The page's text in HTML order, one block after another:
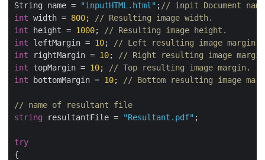
String name = "inputHTML.html" ; // inpit Document
int width = 800;
// Resulting image width.
int height = 1000;
// Resulting image height.
int leftMargin = 10;
// Left resulting image margin.
int rightMargin = 10;
// Right resulting image
int topMargin = 10;
// Top resulting image margin.
int bottomMargin = 10; // Bottom resulting image
// name of resultant file
string resultantFile = "Resultant.pdf" ;
try
{